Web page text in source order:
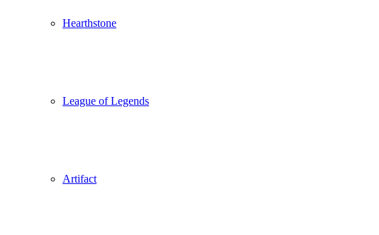
Hearthstone
League of Legends
Artifact